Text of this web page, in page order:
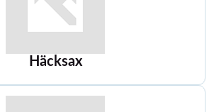
Häcksax